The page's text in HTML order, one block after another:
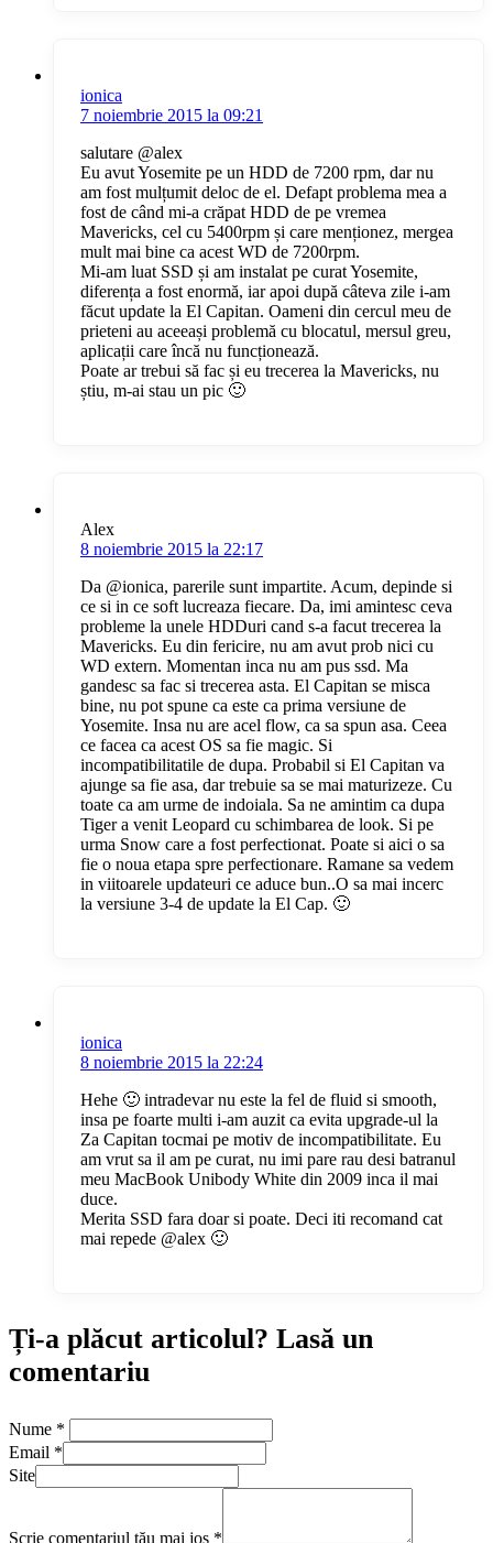
ionica
7 noiembrie 2015 la 09:21
salutare @alex
Eu avut Yosemite pe un HDD de 7200 rpm, dar nu
am fost mulțumit deloc de el. Defapt problema mea a
fost de când mi-a crăpat HDD de pe vremea
Mavericks, cel cu 5400rpm și care menționez, mergea
mult mai bine ca acest WD de 7200rpm.
Mi-am luat SSD și am instalat pe curat Yosemite,
diferența a fost enormă, iar apoi după câteva zile i-am
făcut update la El Capitan. Oameni din cercul meu de
prieteni au aceeași problemă cu blocatul, mersul greu,
aplicații care încă nu funcționează.
Poate ar trebui să fac și eu trecerea la Mavericks, nu
știu, m-ai stau un pic 🙂
Alex
8 noiembrie 2015 la 22:17
Da @ionica, parerile sunt impartite. Acum, depinde si
ce si in ce soft lucreaza fiecare. Da, imi amintesc ceva
probleme la unele HDDuri cand s-a facut trecerea la
Mavericks. Eu din fericire, nu am avut prob nici cu
WD extern. Momentan inca nu am pus ssd. Ma
gandesc sa fac si trecerea asta. El Capitan se misca
bine, nu pot spune ca este ca prima versiune de
Yosemite. Insa nu are acel flow, ca sa spun asa. Ceea
ce facea ca acest OS sa fie magic. Si
incompatibilitatile de dupa. Probabil si El Capitan va
ajunge sa fie asa, dar trebuie sa se mai maturizeze. Cu
toate ca am urme de indoiala. Sa ne amintim ca dupa
Tiger a venit Leopard cu schimbarea de look. Si pe
urma Snow care a fost perfectionat. Poate si aici o sa
fie o noua etapa spre perfectionare. Ramane sa vedem
in viitoarele updateuri ce aduce bun..O sa mai incerc
la versiune 3-4 de update la El Cap. 🙂
ionica
8 noiembrie 2015 la 22:24
Hehe 🙂 intradevar nu este la fel de fluid si smooth,
insa pe foarte multi i-am auzit ca evita upgrade-ul la
Za Capitan tocmai pe motiv de incompatibilitate. Eu
am vrut sa il am pe curat, nu imi pare rau desi batranul
meu MacBook Unibody White din 2009 inca il mai
duce.
Merita SSD fara doar si poate. Deci iti recomand cat
mai repede @alex 🙂
Ți-a plăcut articolul? Lasă un
comentariu
Nume *
Email *
Site
Scrie comentariul tău mai jos *